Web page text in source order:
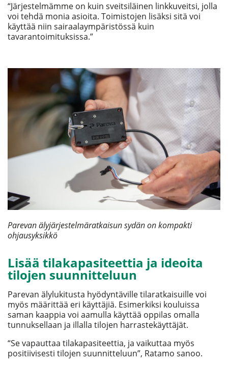
“Järjestelmämme on kuin sveitsiläinen linkkuveitsi, jolla
voi tehdä monia asioita. Toimistojen lisäksi sitä voi
käyttää niin sairaalaympäristössä kuin
tavarantoimituksissa.”
Parevan älyjärjestelmäratkaisun sydän on kompakti
ohjausyksikkö
Lisää tilakapasiteettia ja ideoita
tilojen suunnitteluun
Parevan älylukitusta hyödyntäville tilaratkaisuille voi
myös määrittää eri käyttäjiä. Esimerkiksi kouluissa
saman kaappia voi aamulla käyttää oppilas omalla
tunnuksellaan ja illalla tilojen harrastekäyttäjät.
“Se vapauttaa tilakapasiteettia, ja vaikuttaa myös
positiivisesti tilojen suunnitteluun”, Ratamo sanoo.